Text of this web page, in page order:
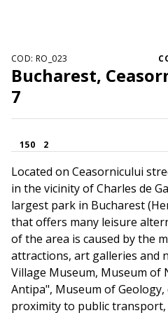
COD: RO_023
Bucharest,
7
150 2
Located on Ceasornicului
in the vicinity of Charles de
largest park in Bucharest
that offers many leisure
of the area is caused by the
attractions, art galleries and
Village Museum, Museum
Antipa", Museum of Geology,
proximity to public